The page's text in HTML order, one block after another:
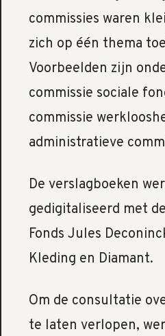
commissies waren
zich op één thema
Voorbeelden zijn
commissie sociale
commissie
administratieve
De verslagboeken
gedigitaliseerd met
Fonds Jules
Kleding en Diamant.
Om de consultatie
te laten verlopen,